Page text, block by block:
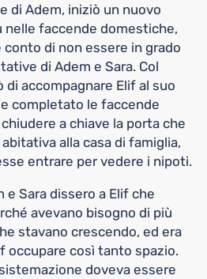
di Adem, iniziò un nuovo
nelle faccende domestiche,
di non essere in grado
di Adem e Sara. Col
accompagnare Elif al suo
completato le faccende
a chiave la porta che
alla casa di famiglia,
entrare per vedere i nipoti.
e Sara dissero a Elif che
avevano bisogno di più
stavano crescendo, ed era
occupare così tanto spazio.
doveva essere